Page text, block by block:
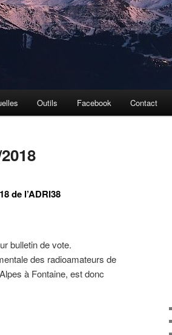
Outils Facebook Contact
de l’ADRI38
bulletin de vote.
des radioamateurs de
à Fontaine, est donc